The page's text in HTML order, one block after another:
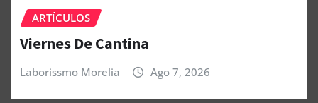
ARTÍCULOS
Viernes De Cantina
Laborissmo Morelia Ago 7, 2026